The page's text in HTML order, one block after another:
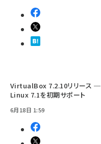
VirtualBox 7.2.10リリース ─
Linux 7.1を初期サポート
6月18日 1:59